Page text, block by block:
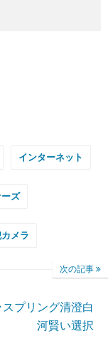
インターネット
ズ
カメラ
次の記事
プリング清澄白
河賢い選択